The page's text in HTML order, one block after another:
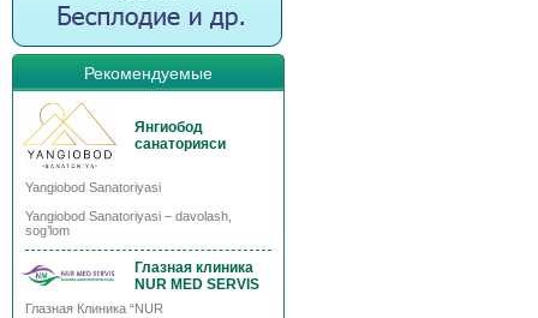
Рекомендуемые
Янгиобод
санаторияси
Yangiobod Sanatoriyasi
Yangiobod Sanatoriyasi – davolash,
sog’lom
Глазная клиника
NUR MED SERVIS
Глазная Клиника “NUR